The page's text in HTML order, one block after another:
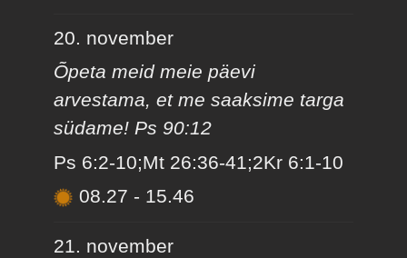
20. november
Õpeta meid meie päevi
arvestama, et me saaksime targa
südame! Ps 90:12
Ps 6:2-10;Mt 26:36-41;2Kr 6:1-10
08.27 - 15.46
21. november